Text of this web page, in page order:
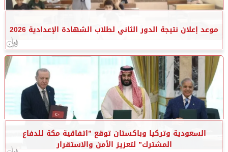
موعد إعلان نتيجة الدور الثاني لطلاب الشهادة الإعدادية 2026
السعودية وتركيا وباكستان توقع ”اتفاقية مكة للدفاع
المشترك” لتعزيز الأمن والاستقرار